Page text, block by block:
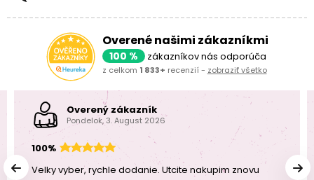
Overené našimi zákazníkmi
100 % zákazníkov nás odporúča
z celkom 1 833+ recenzií - zobraziť všetko
Overený zákazník
Pondelok, 3. August 2026
100%
Velky vyber, rychle dodanie. Utcite nakupim znovu